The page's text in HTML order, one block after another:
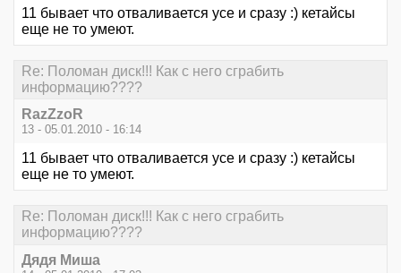
11 бывает что отваливается усе и сразу :) кетайсы
еще не то умеют.
Re: Поломан диск!!! Как с него сграбить
информацию????
RazZzoR
13 - 05.01.2010 - 16:14
11 бывает что отваливается усе и сразу :) кетайсы
еще не то умеют.
Re: Поломан диск!!! Как с него сграбить
информацию????
Дядя Миша